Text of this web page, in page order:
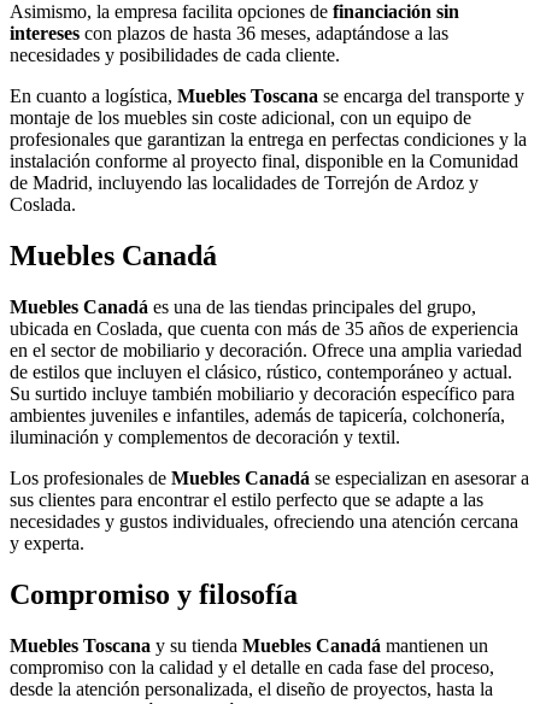
Asimismo, la empresa facilita opciones de financiación sin
intereses con plazos de hasta 36 meses, adaptándose a las
necesidades y posibilidades de cada cliente.
En cuanto a logística, Muebles Toscana se encarga del transporte y
montaje de los muebles sin coste adicional, con un equipo de
profesionales que garantizan la entrega en perfectas condiciones y la
instalación conforme al proyecto final, disponible en la Comunidad
de Madrid, incluyendo las localidades de Torrejón de Ardoz y
Coslada.
Muebles Canadá
Muebles Canadá es una de las tiendas principales del grupo,
ubicada en Coslada, que cuenta con más de 35 años de experiencia
en el sector de mobiliario y decoración. Ofrece una amplia variedad
de estilos que incluyen el clásico, rústico, contemporáneo y actual.
Su surtido incluye también mobiliario y decoración específico para
ambientes juveniles e infantiles, además de tapicería, colchonería,
iluminación y complementos de decoración y textil.
Los profesionales de Muebles Canadá se especializan en asesorar a
sus clientes para encontrar el estilo perfecto que se adapte a las
necesidades y gustos individuales, ofreciendo una atención cercana
y experta.
Compromiso y filosofía
Muebles Toscana y su tienda Muebles Canadá mantienen un
compromiso con la calidad y el detalle en cada fase del proceso,
desde la atención personalizada, el diseño de proyectos, hasta la